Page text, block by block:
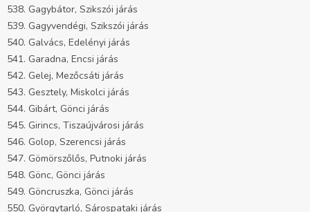
538. Gagybátor, Szikszói járás
539. Gagyvendégi, Szikszói járás
540. Galvács, Edelényi járás
541. Garadna, Encsi járás
542. Gelej, Mezőcsáti járás
543. Gesztely, Miskolci járás
544. Gibárt, Gönci járás
545. Girincs, Tiszaújvárosi járás
546. Golop, Szerencsi járás
547. Gömörszőlős, Putnoki járás
548. Gönc, Gönci járás
549. Göncruszka, Gönci járás
550. Györgytarló, Sárospataki járás